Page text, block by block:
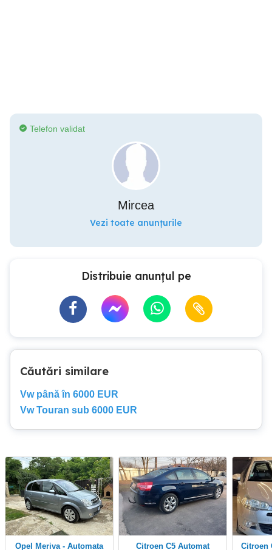
Telefon validat
Mircea
Vezi toate anunțurile
Distribuie anunțul pe
Căutări similare
Vw până în 6000 EUR
Vw Touran sub 6000 EUR
Opel Meriva - Automata Citroen C5 Automat